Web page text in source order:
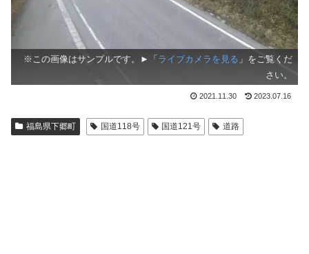
※この画像はサンプルです。►「 ライブカメラを見る 」をご覧くだ
さい。
2021.11.30 2023.07.16
福島県下郷町 国道118号 国道121号 道路